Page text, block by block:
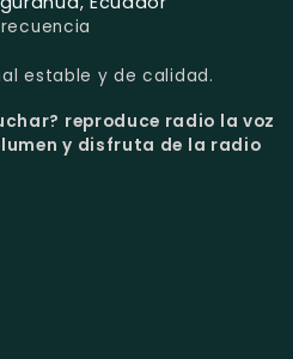
estable y de calidad.
reproduce radio la voz
y disfruta de la radio